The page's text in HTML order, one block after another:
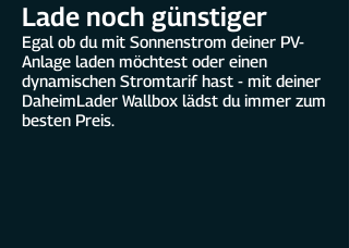
Lade noch günstiger
Egal ob du mit Sonnenstrom deiner PV-
Anlage laden möchtest oder einen
dynamischen Stromtarif hast - mit deiner
DaheimLader Wallbox lädst du immer zum
besten Preis.